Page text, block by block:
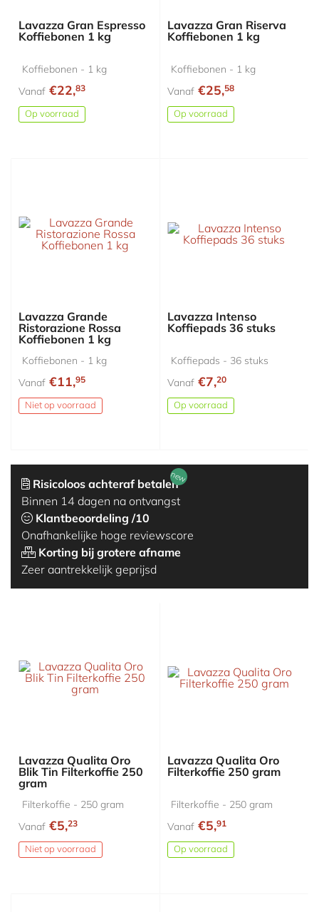
Lavazza Gran Espresso
Koffiebonen 1 kg
Koffiebonen - 1 kg
Vanaf €22,83
Op voorraad
Lavazza Gran Riserva
Koffiebonen 1 kg
Koffiebonen - 1 kg
Vanaf €25,58
Op voorraad
Lavazza Grande
Ristorazione Rossa
Koffiebonen 1 kg
Koffiebonen - 1 kg
Vanaf €11,95
Niet op voorraad
Lavazza Intenso
Koffiepads 36 stuks
Koffiepads - 36 stuks
Vanaf €7,20
Op voorraad
Risicoloos achteraf betalen
Binnen 14 dagen na ontvangst
new
Klantbeoordeling /10
Onafhankelijke hoge reviewscore
Korting bij grotere afname
Zeer aantrekkelijk geprijsd
Lavazza Qualita Oro
Blik Tin Filterkoffie 250
gram
Filterkoffie - 250 gram
Vanaf €5,23
Niet op voorraad
Lavazza Qualita Oro
Filterkoffie 250 gram
Filterkoffie - 250 gram
Vanaf €5,91
Op voorraad